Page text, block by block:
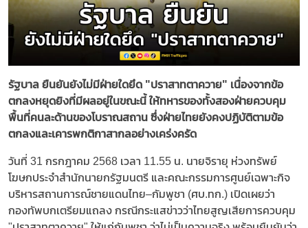
รัฐบาล ยืนยันยังไม่มีฝ่ายใดยึด "ปราสาทตาควาย" เนื่องจากข้อ
ตกลงหยุดยิงที่มีผลอยู่ในขณะนี้ ให้ทหารของทั้งสองฝ่ายควบคุม
พื้นที่คนละด้านของโบราณสถาน ซึ่งฝ่ายไทยยังคงปฏิบัติตามข้อ
ตกลงและเคารพกติกาสากลอย่างเคร่งครัด
วันที่ 31 กรกฎาคม 2568 เวลา 11.55 น. นายจิรายุ ห่วงทรัพย์
โฆษกประจำสำนักนายกรัฐมนตรี และคณะกรรมการศูนย์เฉพาะกิจ
บริหารสถานการณ์ชายแดนไทย–กัมพูชา (ศบ.ทก.) เปิดเผยว่า
กองทัพบกเตรียมแถลง กรณีกระแสข่าวว่าไทยสูญเสียการควบคุม